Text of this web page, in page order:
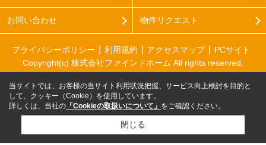
お問い合わせ 物件リクエスト
プライバシーポリシー 利用規約 アクセスマップ
PCサイト
Copyright(c) 株式会社ファインドホーム All rights reserved.
当サイトでは、お客様の当サイト利用状況把握、サービス向上検討を目的と
して、クッキー（Cookie）を使用しています。
詳しくは、当社の 「Cookieの取扱いについて」 をご確認ください。
閉じる